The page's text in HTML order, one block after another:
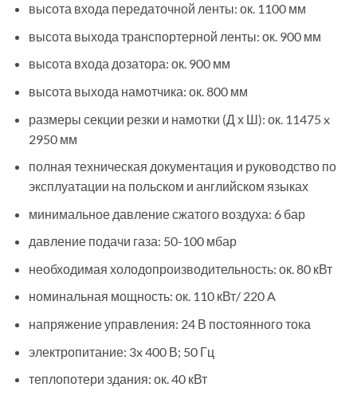
высота входа передаточной ленты: ок. 1100 мм
высота выхода транспортерной ленты: ок. 900 мм
высота входа дозатора: ок. 900 мм
высота выхода намотчика: ок. 800 мм
размеры секции резки и намотки (Д х Ш): ок. 11475 x
2950 мм
полная техническая документация и руководство по
эксплуатации на польском и английском языках
минимальное давление сжатого воздуха: 6 бар
давление подачи газа: 50-100 мбар
необходимая холодопроизводительность: ок. 80 кВт
номинальная мощность: ок. 110 кВт/ 220 A
напряжение управления: 24 В постоянного тока
электропитание: 3x 400 В; 50 Гц
теплопотери здания: ок. 40 кВт